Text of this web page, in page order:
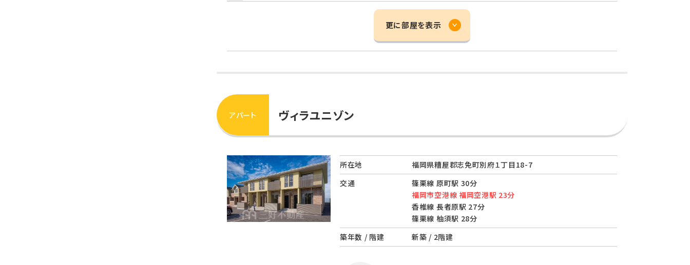
更に部屋を表示
アパート ヴィラユニゾン
所在地
福岡県糟屋郡志免町別府１丁目18-7
交通
篠栗線 原町駅 30分
福岡市空港線 福岡空港駅 23分
香椎線 長者原駅 27分
篠栗線 柚須駅 28分
築年数 / 階建
新築 / 2階建